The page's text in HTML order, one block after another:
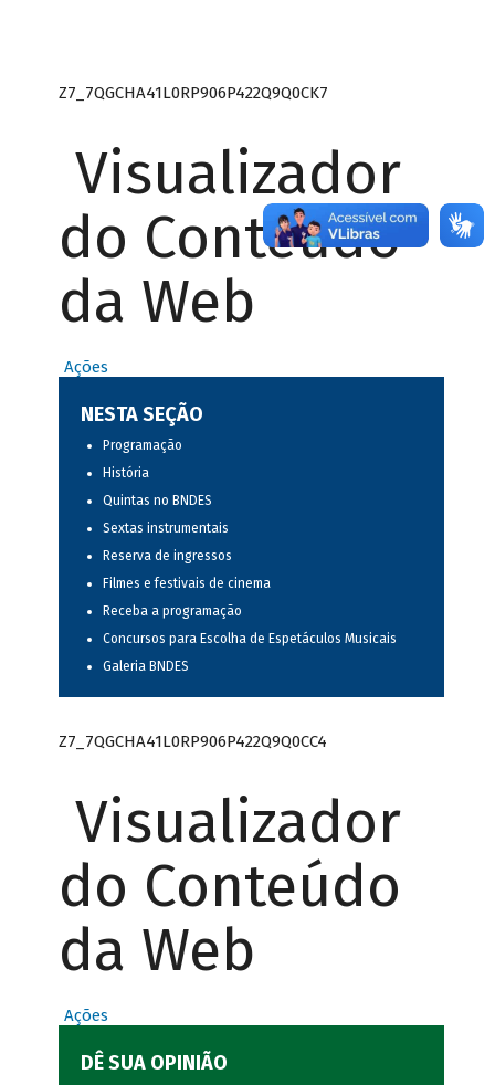
Z7_7QGCHA41L0RP906P422Q9Q0CK7
Visualizador
do Conteúdo
da Web
Ações
NESTA SEÇÃO
Programação
História
Quintas no BNDES
Sextas instrumentais
Reserva de ingressos
Filmes e festivais de cinema
Receba a programação
Concursos para Escolha de Espetáculos Musicais
Galeria BNDES
Z7_7QGCHA41L0RP906P422Q9Q0CC4
Visualizador
do Conteúdo
da Web
Ações
DÊ SUA OPINIÃO